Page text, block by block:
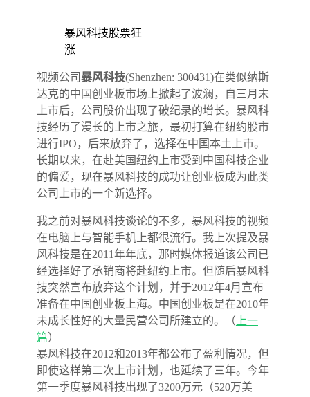
暴风科技股票狂
涨
视频公司暴风科技(Shenzhen: 300431)在类似纳斯
达克的中国创业板市场上掀起了波澜，自三月末
上市后，公司股价出现了破纪录的增长。暴风科
技经历了漫长的上市之旅，最初打算在纽约股市
进行IPO，后来放弃了，选择在中国本土上市。
长期以来，在赴美国纽约上市受到中国科技企业
的偏爱，现在暴风科技的成功让创业板成为此类
公司上市的一个新选择。
我之前对暴风科技谈论的不多，暴风科技的视频
在电脑上与智能手机上都很流行。我上次提及暴
风科技是在2011年年底，那时媒体报道该公司已
经选择好了承销商将赴纽约上市。但随后暴风科
技突然宣布放弃这个计划，并于2012年4月宣布
准备在中国创业板上海。中国创业板是在2010年
未成长性好的大量民营公司所建立的。（ 上一
篇）
暴风科技在2012和2013年都公布了盈利情况，但
即使这样第二次上市计划，也延续了三年。今年
第一季度暴风科技出现了3200万元（520万美